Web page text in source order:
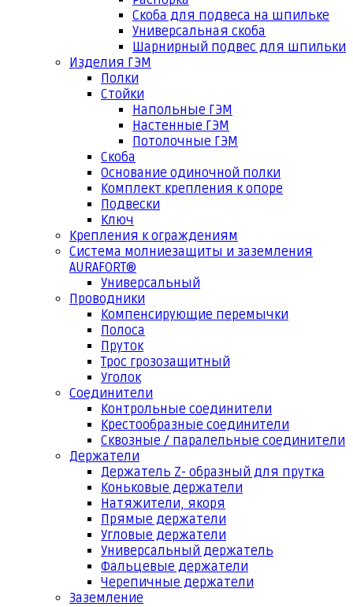
Скоба для подвеса на шпильке
Универсальная скоба
Шарнирный подвес для шпильки
Изделия ГЭМ
Полки
Стойки
Напольные ГЭМ
Настенные ГЭМ
Потолочные ГЭМ
Скоба
Основание одиночной полки
Комплект крепления к опоре
Подвески
Ключ
Крепления к ограждениям
Система молниезащиты и заземления
AURAFORT®
Универсальный
Проводники
Компенсирующие перемычки
Полоса
Пруток
Трос грозозащитный
Уголок
Соединители
Контрольные соединители
Крестообразные соединители
Сквозные / паралельные соединители
Держатели
Держатель Z- образный для прутка
Коньковые держатели
Натяжители, якоря
Прямые держатели
Угловые держатели
Универсальный держатель
Фальцевые держатели
Черепичные держатели
Заземление